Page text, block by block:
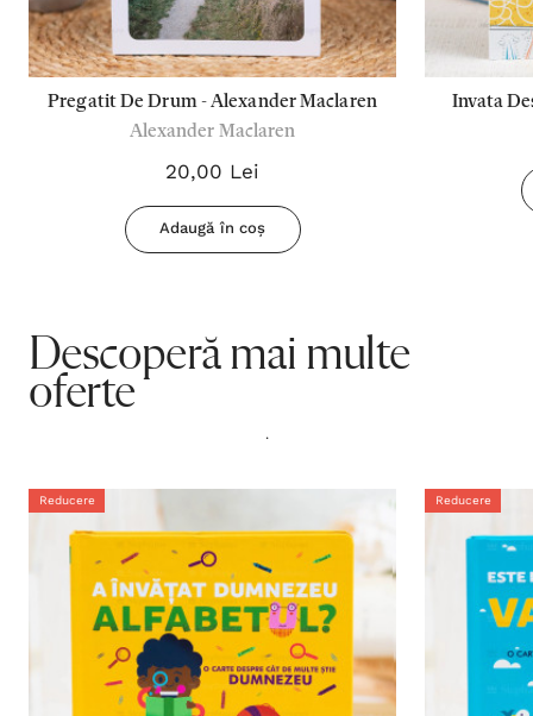
Pregatit De Drum - Alexander Maclaren
Alexander Maclaren
20,00 Lei
Adaugă în coș
Invata
Descoperă mai multe
oferte
.
Reducere Reducere